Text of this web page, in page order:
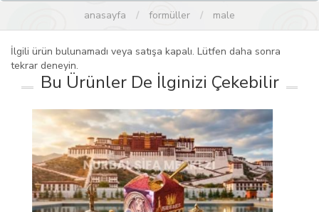
anasayfa formüller male
İlgili ürün bulunamadı veya satışa kapalı. Lütfen daha sonra
tekrar deneyin.
Bu Ürünler De İlginizi Çekebilir